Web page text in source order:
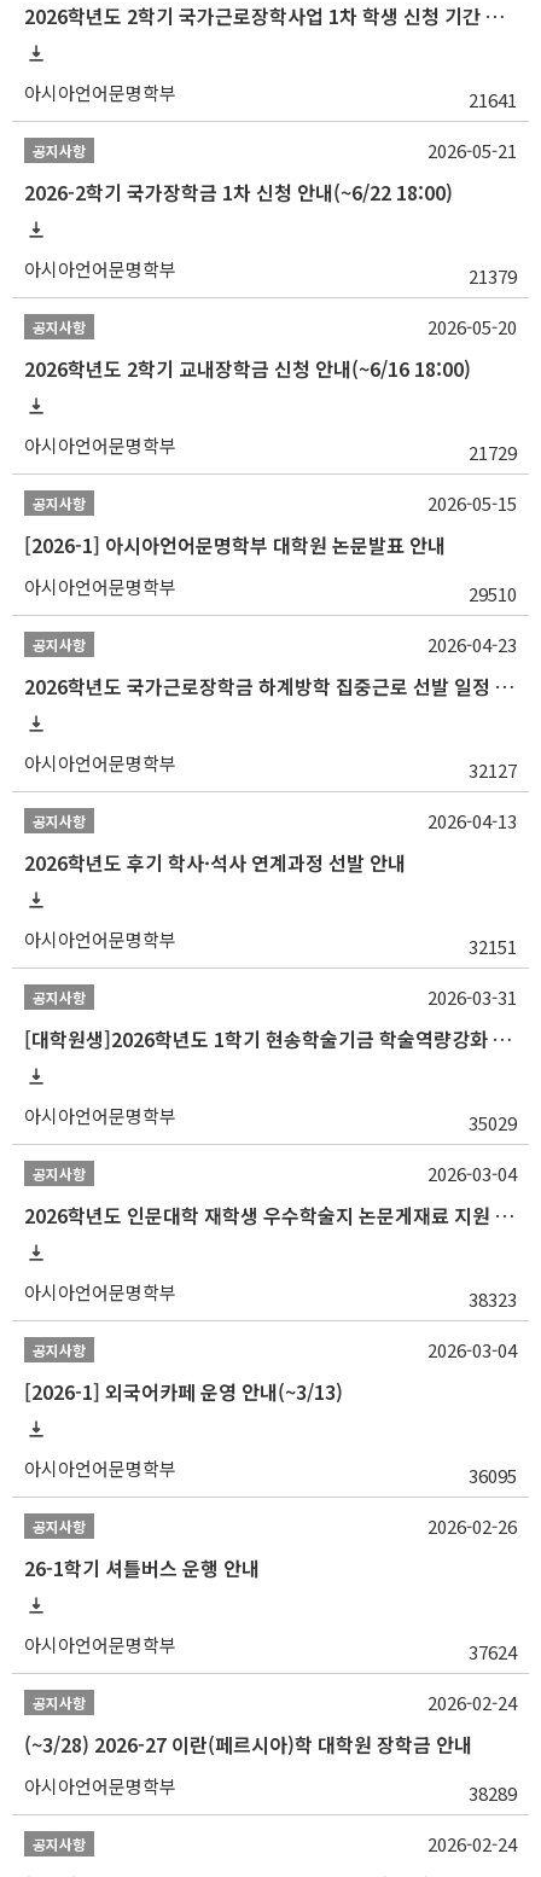
2026학년도 2학기 국가근로장학사업 1차 학생 신청 기간 안내
아시아언어문명학부 21641
공지사항
2026-2학기 국가장학금 1차 신청 안내(~6/22 18:00)
아시아언어문명학부 21379
2026-05-21
공지사항
2026학년도 2학기 교내장학금 신청 안내(~6/16 18:00)
아시아언어문명학부 21729
2026-05-20
공지사항
[2026-1] 아시아언어문명학부 대학원 논문발표 안내
아시아언어문명학부 29510
2026-05-15
공지사항
2026학년도 국가근로장학금 하계방학 집중근로 선발 일정 안내
아시아언어문명학부 32127
2026-04-23
공지사항
2026학년도 후기 학사·석사 연계과정 선발 안내
아시아언어문명학부 32151
2026-04-13
공지사항
[대학원생]2026학년도 1학기 현송학술기금 학술역량강화 사업 안내
아시아언어문명학부 35029
2026-03-31
공지사항
2026학년도 인문대학 재학생 우수학술지 논문게재료 지원 안내
아시아언어문명학부 38323
2026-03-04
공지사항
[2026-1] 외국어카페 운영 안내(~3/13)
아시아언어문명학부 36095
2026-03-04
공지사항
26-1학기 셔틀버스 운행 안내
아시아언어문명학부 37624
2026-02-26
공지사항
(~3/28) 2026-27 이란(페르시아)학 대학원 장학금 안내
아시아언어문명학부 38289
2026-02-24
공지사항 2026-02-24